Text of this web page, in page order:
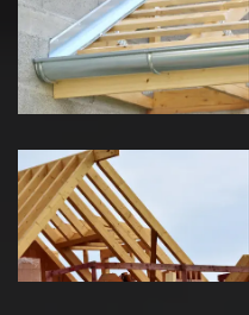
Chéneau 39
Jura
Traitement de
charpente 39
Jura